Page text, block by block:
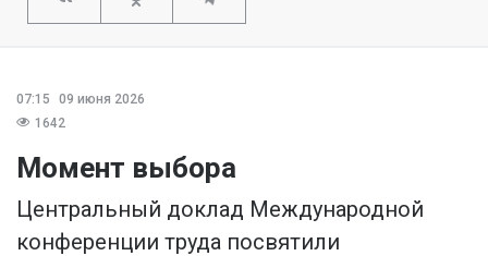
07:15
09 июня 2026
1642
Момент выбора
Центральный доклад Международной
конференции труда посвятили